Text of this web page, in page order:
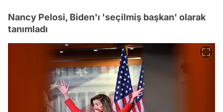
Nancy Pelosi, Biden'ı 'seçilmiş başkan' olarak
tanımladı